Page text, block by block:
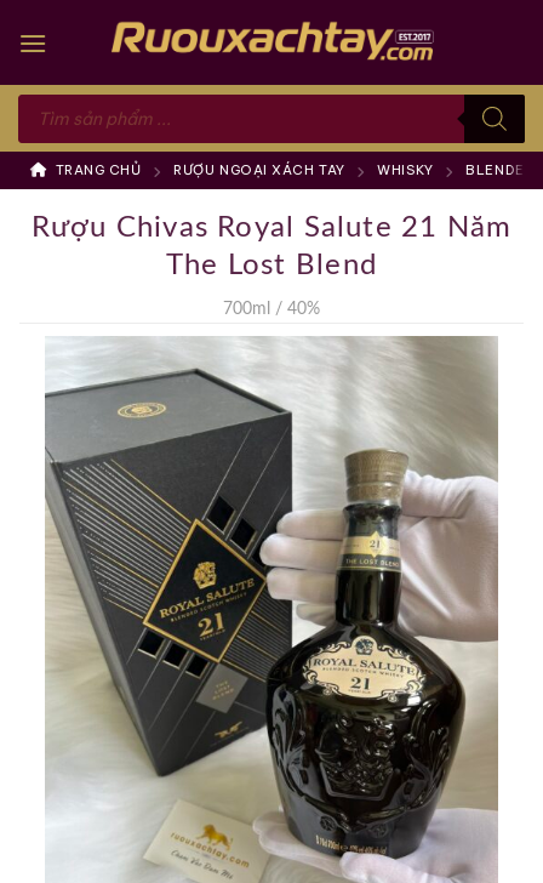
Tìm
kiếm
phẩm
TRANG CHỦ RƯỢU NGOẠI XÁCH TAY WHISKY BLENDED
Rượu Chivas Royal Salute 21 Năm
The Lost Blend
700ml / 40%